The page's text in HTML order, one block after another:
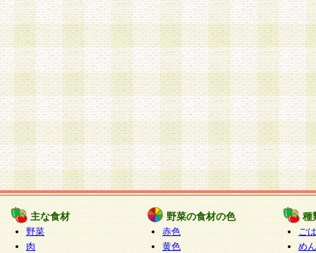
主な食材
野菜
肉
野菜の食材の色
赤色
黄色
種
ご
めん